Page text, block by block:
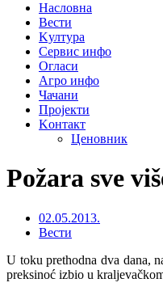
Насловна
Вести
Kултура
Сервис инфо
Огласи
Агро инфо
Чачани
Пројекти
Kонтакт
Ценовник
Požara sve
02.05.2013.
Вести
U toku prethodna dva dana,
preksinoć izbio u